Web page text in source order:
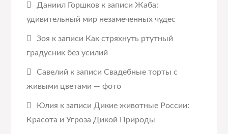
Даниил Горшков к записиЖаба:
удивительный мир незамеченных чудес
Зоя к записи Как стряхнуть ртутный
градусник без усилий
Савелий к записиСвадебные торты с
живыми цветами — фото
Юлия к записи Дикие животные России:
Красота и Угроза Дикой Природы